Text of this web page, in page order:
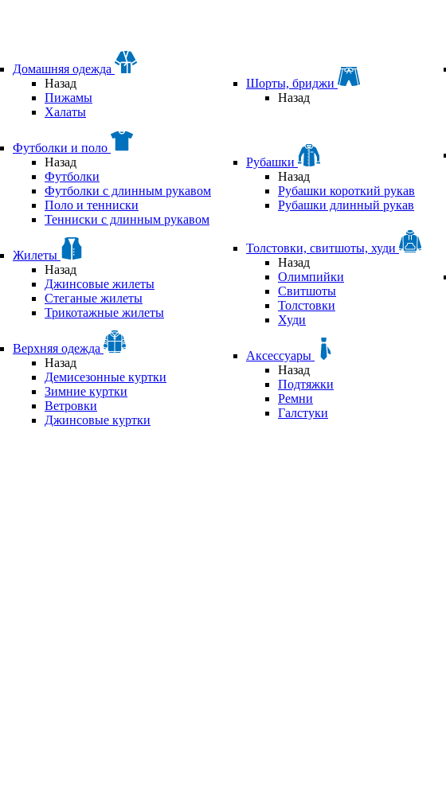
Домашняя одежда
Назад
Пижамы
Халаты
Шорты, бриджи
Назад
Футболки и поло
Назад
Футболки
Футболки с длинным рукавом
Поло и тенниски
Тенниски с длинным рукавом
Рубашки
Назад
Рубашки короткий рукав
Рубашки длинный рукав
Жилеты
Назад
Джинсовые жилеты
Стеганые жилеты
Трикотажные жилеты
Толстовки, свитшоты, худи
Назад
Олимпийки
Свитшоты
Толстовки
Худи
Верхняя одежда
Назад
Демисезонные куртки
Зимние куртки
Ветровки
Джинсовые куртки
Аксессуары
Назад
Подтяжки
Ремни
Галстуки